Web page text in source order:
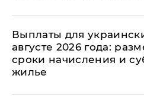
Выплаты для
августе 2026 года:
сроки начисления и
жилье